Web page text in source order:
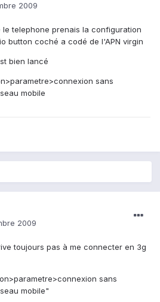
2009
telephone prenais la configuration
button coché a codé de l'APN virgin
bien lancé
sans
mobile
2009
toujours pas à me connecter en 3g
sans
mobile"